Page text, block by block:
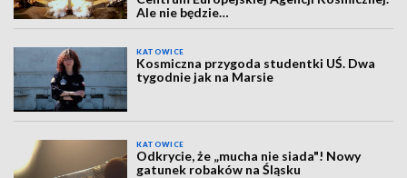
Ale nie będzie…
KATOWICE
Kosmiczna przygoda studentki UŚ. Dwa
tygodnie jak na Marsie
KATOWICE
Odkrycie, że „mucha nie siada"! Nowy
gatunek robaków na Śląsku